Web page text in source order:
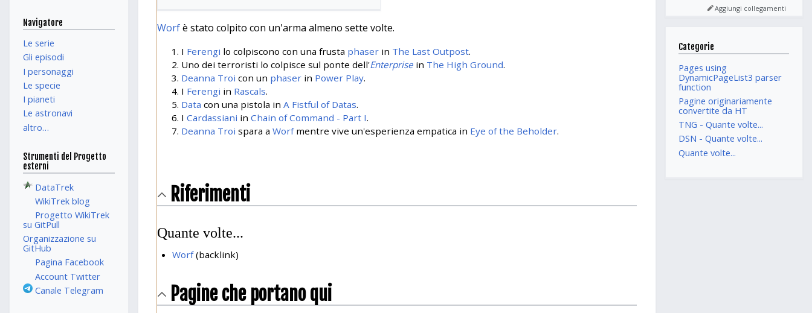
Worfè stato colpito con un'arma almeno sette volte.
I Ferengi lo colpiscono con una frusta phaser in The Last Outpost.
Uno dei terroristi lo colpisce sul ponte dell'Enterprise in The High Ground.
Deanna Troi con un phaser in Power Play.
I Ferengi in Rascals.
Data con una pistola inA Fistful of Datas.
ICardassiani inChain of Command - Part I.
Deanna Troi spara aWorfmentre vive un'esperienza empatica in Eye of the Beholder.
Riferimenti
Quante volte...
Worf(backlink)
Pagine che portano qui
Navigatore
Le serie
Gli episodi
I personaggi
Le specie
I pianeti
Le astronavi
altro…
Strumenti del Progetto
esterni
DataTrek
WikiTrek blog
Progetto WikiTrek
su GitPull
Organizzazione su
GitHub
Pagina Facebook
Account Twitter
Canale Telegram
Aggiungi collegamenti
Categorie
Pages using
DynamicPageList3 parser
function
Pagine originariamente
convertite da HT
TNG - Quante volte...
DSN - Quante volte...
Quante volte...